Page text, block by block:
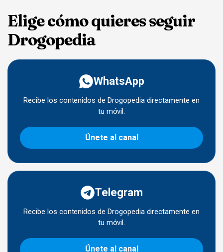
Elige cómo quieres seguir
Drogopedia
WhatsApp
Recibe los contenidos de Drogopedia directamente en
tu móvil.
Únete al canal
Telegram
Recibe los contenidos de Drogopedia directamente en
tu móvil.
Únete al canal